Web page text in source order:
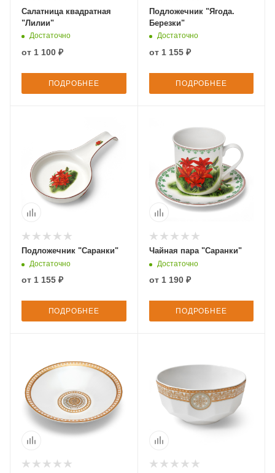
Салатница квадратная
"Лилии"
Достаточно
от 1 100 ₽
ПОДРОБНЕЕ
Подложечник "Ягода.
Березки"
Достаточно
от 1 155 ₽
ПОДРОБНЕЕ
Подложечник "Саранки"
Достаточно
от 1 155 ₽
ПОДРОБНЕЕ
Чайная пара "Саранки"
Достаточно
от 1 190 ₽
ПОДРОБНЕЕ